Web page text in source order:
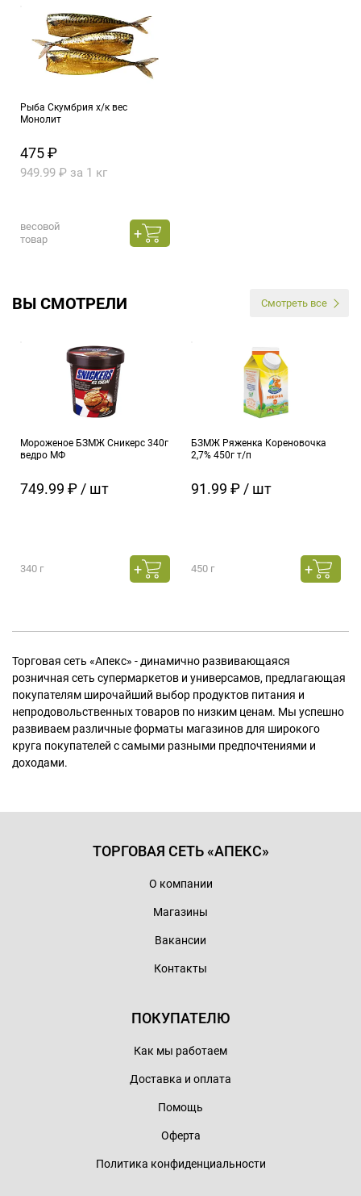
Рыба Скумбрия х/к вес
Монолит
475 ₽
949.99 ₽ за 1 кг
весовой
товар
ВЫ СМОТРЕЛИ Смотреть все
Мороженое БЗМЖ Сникерс 340г
ведро МФ
749.99 ₽ / шт
340 г
БЗМЖ Ряженка Кореновочка
2,7% 450г т/п
91.99 ₽ / шт
450 г
Торговая сеть «Апекс» - динамично развивающаяся
розничная сеть супермаркетов и универсамов, предлагающая
покупателям широчайший выбор продуктов питания и
непродовольственных товаров по низким ценам. Мы успешно
развиваем различные форматы магазинов для широкого
круга покупателей с самыми разными предпочтениями и
доходами.
ТОРГОВАЯ СЕТЬ «АПЕКС»
О компании
Магазины
Вакансии
Контакты
ПОКУПАТЕЛЮ
Как мы работаем
Доставка и оплата
Помощь
Оферта
Политика конфиденциальности